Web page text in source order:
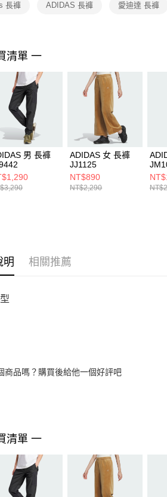
長褲 ADIDAS 長褲 愛迪達 長褲
清單 一
男 長褲
ADIDAS 女 長褲
JJ1125
NT$890
NT$2,290
明 相關推薦
商品嗎？購買後給他一個好評吧
清單 一